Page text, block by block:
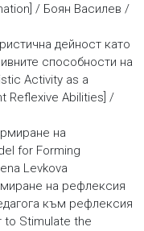
/ Боян Василев /
дейност като
способности на
Activity as a
Reflexive Abilities] /
на
for Forming
Levkova
на рефлексия
към рефлексия
to Stimulate the